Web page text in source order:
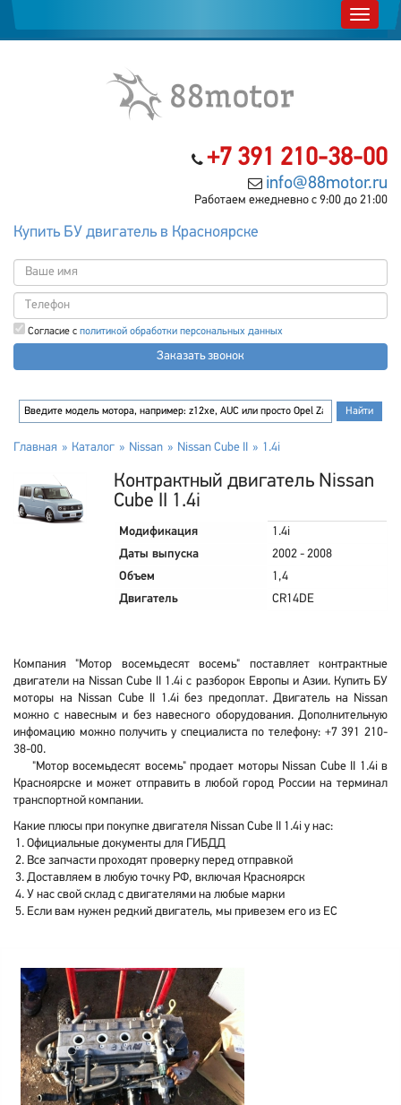
+7 391 210-38-00
info@88motor.ru
Работаем ежедневно с 9:00 до 21:00
Купить БУ двигатель в Красноярске
Согласие с политикой обработки персональных данных
Заказать звонок
Главная Каталог Nissan Nissan Cube II 1.4i
Контрактный двигатель Nissan
Cube II 1.4i
Модификация
1.4i
Даты выпуска
2002 - 2008
Объем
1,4
Двигатель
CR14DE
Компания "Мотор восемьдесят восемь" поставляет контрактные
двигатели на Nissan Cube II 1.4i с разборок Европы и Азии. Купить БУ
моторы на Nissan Cube II 1.4i без предоплат. Двигатель на Nissan
можно с навесным и без навесного оборудования. Дополнительную
инфомацию можно получить у специалиста по телефону: +7 391 210-
38-00.
"Мотор восемьдесят восемь" продает моторы Nissan Cube II 1.4i в
Красноярске и может отправить в любой город России на терминал
транспортной компании.
Какие плюсы при покупке двигателя Nissan Cube II 1.4i у нас:
Официальные документы для ГИБДД
Все запчасти проходят проверку перед отправкой
Доставляем в любую точку РФ, включая Красноярск
У нас свой склад с двигателями на любые марки
Если вам нужен редкий двигатель, мы привезем его из ЕС